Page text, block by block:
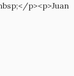
p><p>Juan